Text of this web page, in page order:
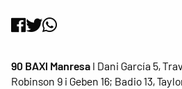
90 BAXI Manresa I Dani García 5,
Robinson 9 i Geben 16; Badio 13,